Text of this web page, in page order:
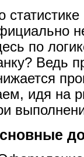
по
Ведь
идя на